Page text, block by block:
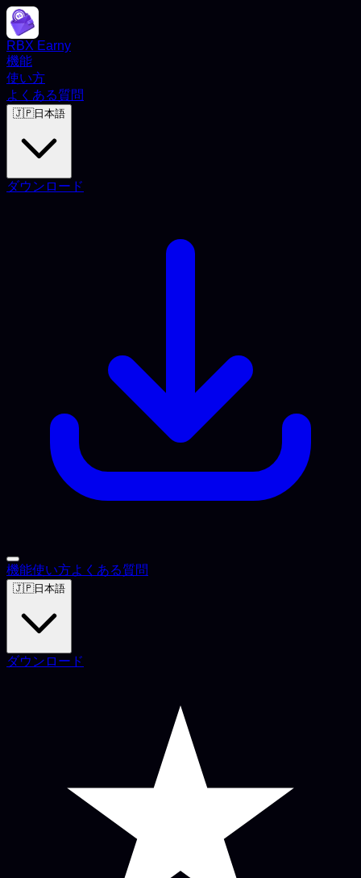
RBX Earny
機能
使い方
よくある質問
🇯🇵日本語
ダウンロード
機能使い方よくある質問
🇯🇵日本語
ダウンロード